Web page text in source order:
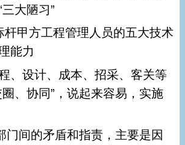
大陋习”
杆甲方工程管理人员的五大技术
能力
、设计、成本、招采、客关等
、协同”，说起来容易，实施
门间的矛盾和指责，主要是因